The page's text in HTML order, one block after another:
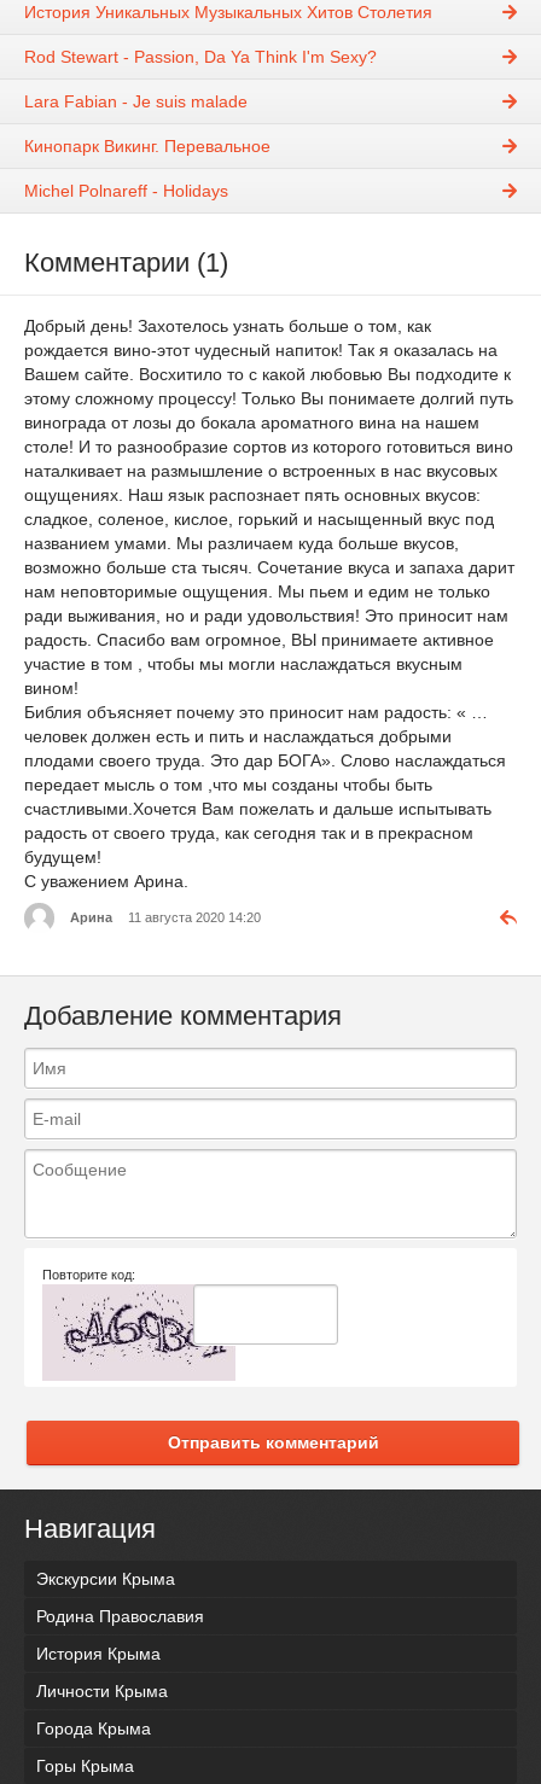
История Уникальных Музыкальных Хитов Столетия
Rod Stewart - Passion, Da Ya Think I'm Sexy?
Lara Fabian - Je suis malade
Кинопарк Викинг. Перевальное
Michel Polnareff - Holidays
Комментарии (1)
Добрый день! Захотелось узнать больше о том, как
рождается вино-этот чудесный напиток! Так я оказалась на
Вашем сайте. Восхитило то с какой любовью Вы подходите к
этому сложному процессу! Только Вы понимаете долгий путь
винограда от лозы до бокала ароматного вина на нашем
столе! И то разнообразие сортов из которого готовиться вино
наталкивает на размышление о встроенных в нас вкусовых
ощущениях. Наш язык распознает пять основных вкусов:
сладкое, соленое, кислое, горький и насыщенный вкус под
названием умами. Мы различаем куда больше вкусов,
возможно больше ста тысяч. Сочетание вкуса и запаха дарит
нам неповторимые ощущения. Мы пьем и едим не только
ради выживания, но и ради удовольствия! Это приносит нам
радость. Спасибо вам огромное, ВЫ принимаете активное
участие в том , чтобы мы могли наслаждаться вкусным
вином!
Библия объясняет почему это приносит нам радость: « …
человек должен есть и пить и наслаждаться добрыми
плодами своего труда. Это дар БОГА». Слово наслаждаться
передает мысль о том ,что мы созданы чтобы быть
счастливыми.Хочется Вам пожелать и дальше испытывать
радость от своего труда, как сегодня так и в прекрасном
будущем!
С уважением Арина.
Арина 11 августа 2020 14:20
Добавление комментария
Повторите код:
Отправить комментарий
Навигация
Экскурсии Крыма
Родина Православия
История Крыма
Личности Крыма
Города Крыма
Горы Крыма